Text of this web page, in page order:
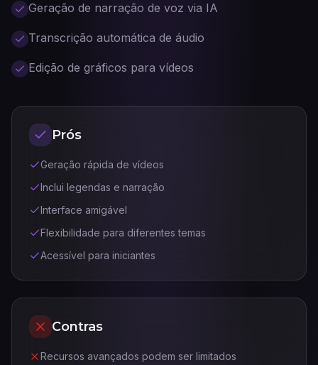
Geração de narração de voz via IA
Transcrição automática de áudio
Edição de gráficos para vídeos
Prós
Geração rápida de vídeos
Inclui legendas e narração
Interface amigável
Flexibilidade para diferentes temas
Acessível para iniciantes
Contras
Recursos avançados podem ser limitados